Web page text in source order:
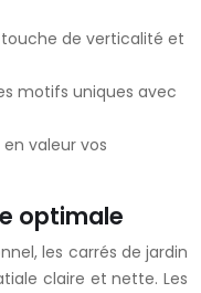
de verticalité et
motifs uniques avec
valeur vos
optimale
les carrés de jardin
claire et nette. Les